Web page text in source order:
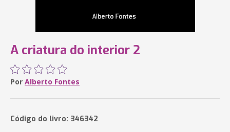
A criatura do interior 2
Por Alberto Fontes
Código do livro: 346342